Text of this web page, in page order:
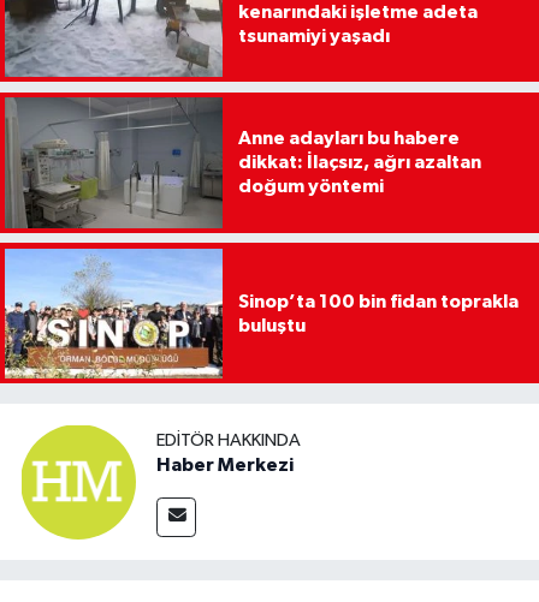
kenarındaki işletme adeta
tsunamiyi yaşadı
Anne adayları bu habere
dikkat: İlaçsız, ağrı azaltan
doğum yöntemi
Sinop’ta 100 bin fidan toprakla
buluştu
EDITÖR HAKKINDA
Haber Merkezi